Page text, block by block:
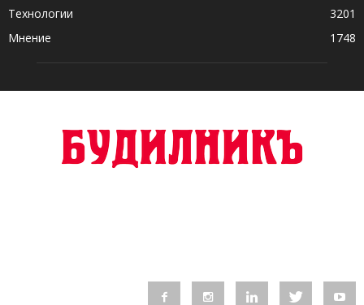
Технологии
3201
Мнение
1748